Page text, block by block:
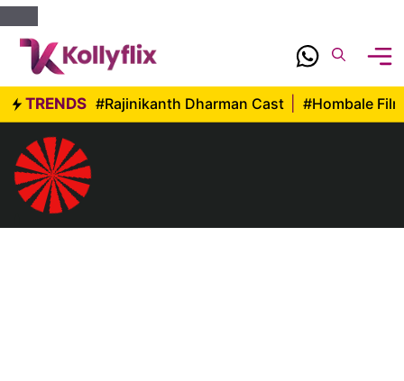
Skip
content
TRENDS #Rajinikanth Dharman Cast #Hombale